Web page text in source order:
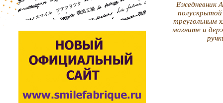
Ежедневник
треугольным
магните и